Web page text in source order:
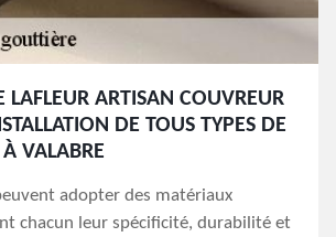
LAFLEUR ARTISAN COUVREUR
DE TOUS TYPES DE
VALABRE
adopter des matériaux
chacun leur spécificité, durabilité et